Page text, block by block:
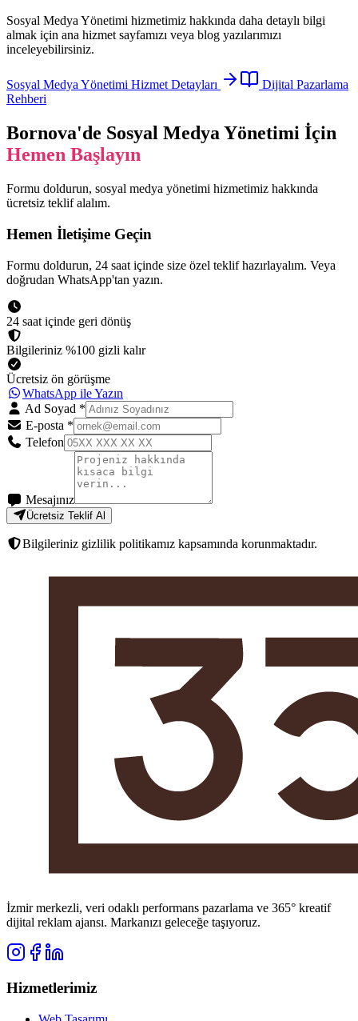
Sosyal Medya Yönetimi hizmetimiz hakkında daha detaylı bilgi
almak için ana hizmet sayfamızı veya blog yazılarımızı
inceleyebilirsiniz.
Sosyal Medya Yönetimi Hizmet Detayları
Dijital Pazarlama
Rehberi
Bornova'de Sosyal Medya Yönetimi İçin
Hemen Başlayın
Formu doldurun, sosyal medya yönetimi hizmetimiz hakkında
ücretsiz teklif alalım.
Hemen İletişime Geçin
Formu doldurun, 24 saat içinde size özel teklif hazırlayalım. Veya
doğrudan WhatsApp'tan yazın.
24 saat içinde geri dönüş
Bilgileriniz %100 gizli kalır
Ücretsiz ön görüşme
WhatsApp ile Yazın
Ad Soyad *
E-posta *
Telefon
Mesajınız
Ücretsiz Teklif Al
Bilgileriniz gizlilik politikamız kapsamında korunmaktadır.
İzmir merkezli, veri odaklı performans pazarlama ve 365° kreatif
dijital reklam ajansı. Markanızı geleceğe taşıyoruz.
Hizmetlerimiz